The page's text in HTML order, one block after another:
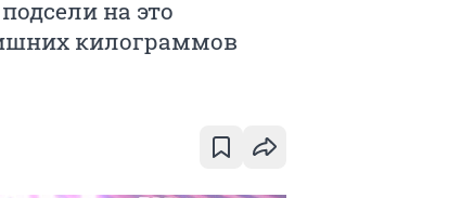
на это
килограммов